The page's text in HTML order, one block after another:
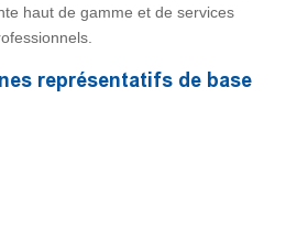
haut de gamme et de services
représentatifs de base